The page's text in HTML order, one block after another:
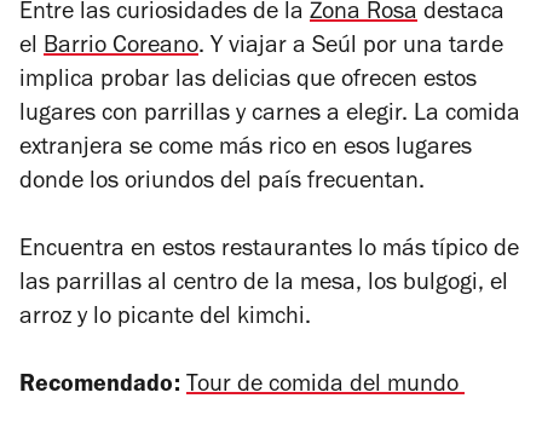
Entre las curiosidades de la Zona Rosa destaca
el Barrio Coreano. Y viajar a Seúl por una tarde
implica probar las delicias que ofrecen estos
lugares con parrillas y carnes a elegir. La comida
extranjera se come más rico en esos lugares
donde los oriundos del país frecuentan.
Encuentra en estos restaurantes lo más típico de
las parrillas al centro de la mesa, los bulgogi, el
arroz y lo picante del kimchi.
Recomendado: Tour de comida del mundo